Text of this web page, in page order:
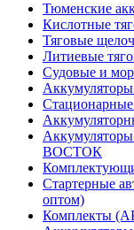
Тюменские
Кислотные
Тяговые
Литиевые
Судовые и
ВОСТОК
Стартерные
оптом)
Комплекты